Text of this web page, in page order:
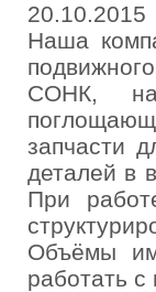
20.10.2015
Наша
СОНК,
запчасти
деталей в
При
Объёмы
работать с